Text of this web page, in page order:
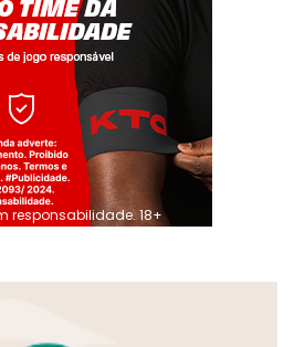
responsabilidade. 18+